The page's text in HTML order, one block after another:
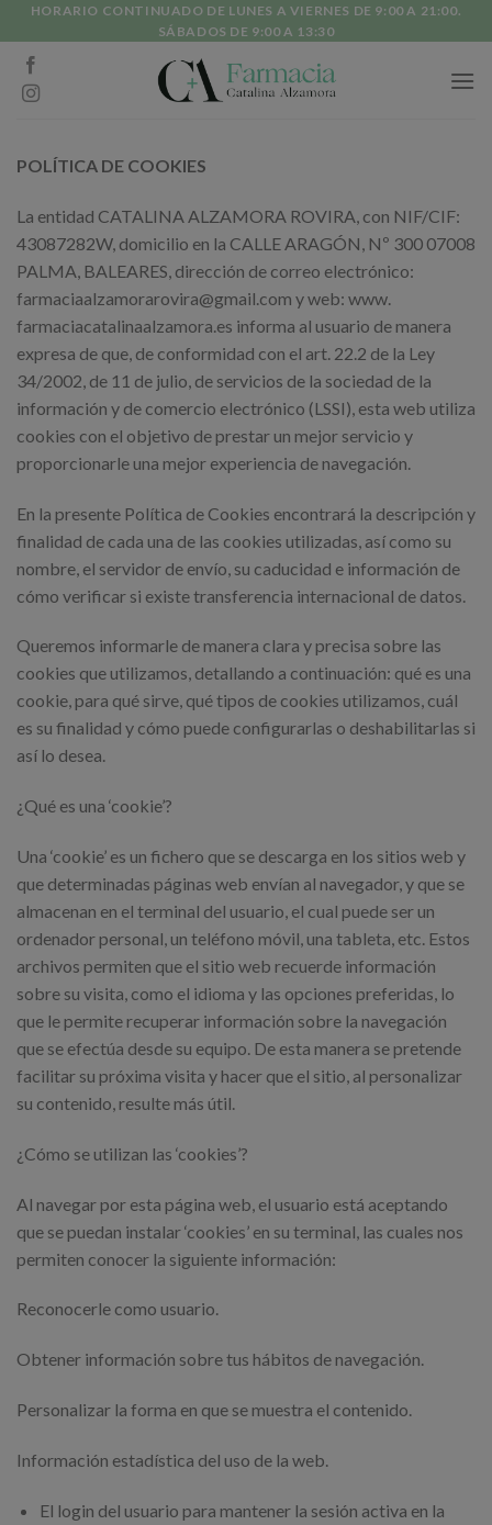
to
content
HORARIO CONTINUADO DE LUNES A VIERNES DE 9:00 A 21:00.
SÁBADOS DE 9:00 A 13:30
POLÍTICA DE COOKIES
La entidad CATALINA ALZAMORA ROVIRA, con NIF/CIF:
43087282W, domicilio en la CALLE ARAGÓN, Nº 300 07008
PALMA, BALEARES, dirección de correo electrónico:
farmaciaalzamorarovira@gmail.com y web: www.
farmaciacatalinaalzamora.es informa al usuario de manera
expresa de que, de conformidad con el art. 22.2 de la Ley
34/2002, de 11 de julio, de servicios de la sociedad de la
información y de comercio electrónico (LSSI), esta web utiliza
cookies con el objetivo de prestar un mejor servicio y
proporcionarle una mejor experiencia de navegación.
En la presente Política de Cookies encontrará la descripción y
finalidad de cada una de las cookies utilizadas, así como su
nombre, el servidor de envío, su caducidad e información de
cómo verificar si existe transferencia internacional de datos.
Queremos informarle de manera clara y precisa sobre las
cookies que utilizamos, detallando a continuación: qué es una
cookie, para qué sirve, qué tipos de cookies utilizamos, cuál
es su finalidad y cómo puede configurarlas o deshabilitarlas si
así lo desea.
¿Qué es una ‘cookie’?
Una ‘cookie’ es un fichero que se descarga en los sitios web y
que determinadas páginas web envían al navegador, y que se
almacenan en el terminal del usuario, el cual puede ser un
ordenador personal, un teléfono móvil, una tableta, etc. Estos
archivos permiten que el sitio web recuerde información
sobre su visita, como el idioma y las opciones preferidas, lo
que le permite recuperar información sobre la navegación
que se efectúa desde su equipo. De esta manera se pretende
facilitar su próxima visita y hacer que el sitio, al personalizar
su contenido, resulte más útil.
¿Cómo se utilizan las ‘cookies’?
Al navegar por esta página web, el usuario está aceptando
que se puedan instalar ‘cookies’ en su terminal, las cuales nos
permiten conocer la siguiente información:
Reconocerle como usuario.
Obtener información sobre tus hábitos de navegación.
Personalizar la forma en que se muestra el contenido.
Información estadística del uso de la web.
El login del usuario para mantener la sesión activa en la